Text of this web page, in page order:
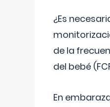
¿Es
de la
del bebé
En